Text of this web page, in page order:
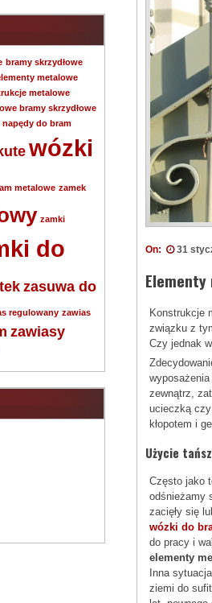
On: 31
Konstrukcje
związku z
Czy jednak
zewnątrz,
ucieczką
kłopotem i
Użycie
Często jako
odśnieżamy
zacięły się
wózki do
do pracy i
elementy
Inna
ziemi do
bramy skrzydłowe
metalowe
metalowe
bramy skrzydłowe
napędy do bram
wózki
metalowe zamek
zamki
do
zasuwa do
regulowany zawias
zawiasy